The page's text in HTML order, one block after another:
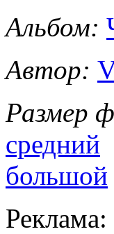
Альбом:
Автор:
Размер
средний
большой
Реклама: